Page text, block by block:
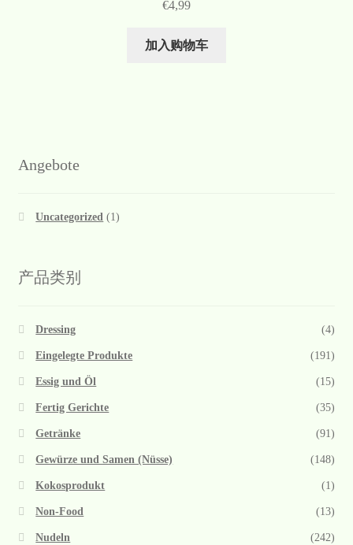
€4,99
加入购物车
Angebote
Uncategorized (1)
产品类别
Dressing (4)
Eingelegte Produkte (191)
Essig und Öl (15)
Fertig Gerichte (35)
Getränke (91)
Gewürze und Samen (Nüsse) (148)
Kokosprodukt (1)
Non-Food (13)
Nudeln (242)